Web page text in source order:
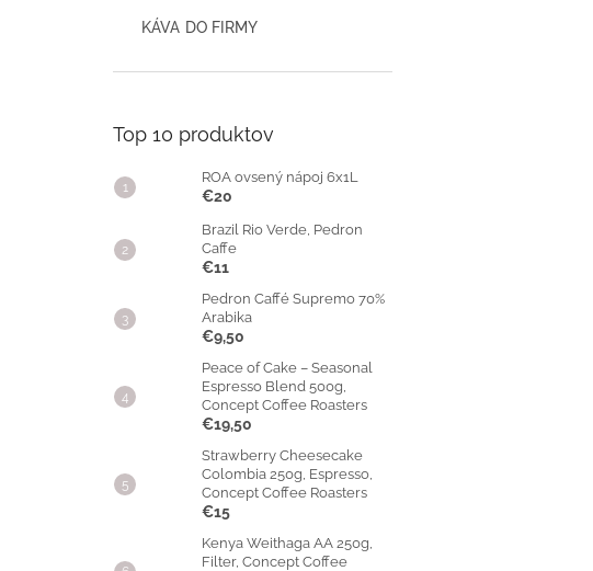
KÁVA DO FIRMY
Top 10 produktov
ROA ovsený nápoj 6x1L
€20
Brazil Rio Verde, Pedron
Caffe
€11
Pedron Caffé Supremo 70%
Arabika
€9,50
Peace of Cake – Seasonal
Espresso Blend 500g,
Concept Coffee Roasters
€19,50
Strawberry Cheesecake
Colombia 250g, Espresso,
Concept Coffee Roasters
€15
Kenya Weithaga AA 250g,
Filter, Concept Coffee